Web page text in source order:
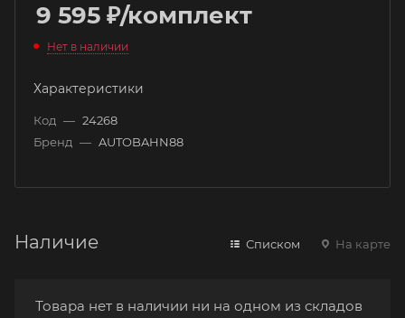
9 595 ₽/комплект
Нет в наличии
Характеристики
Код — 24268
Бренд — AUTOBAHN88
Наличие Списком На карте
Товара нет в наличии ни на одном из складов